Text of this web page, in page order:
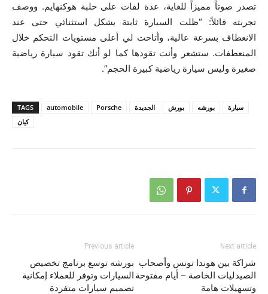
تصدر صوتاً مميزاً للغاية، عدة لفات على حلبة هوكنهايم. ووصف
تجربته قائلاً: “ظلت السيارة ثابتة بشكل استثنائي حتى عند
الانعطاف بسرعة عالية، وأتاحت لي أعلى مستويات التحكم خلال
المنعطفات. ستشعر وأنت تقودها كما لو أنك تقود سيارة رياضية
صغيرة وليس سيارة رياضية كبيرة الحجم”‏.
TAGS automobile Porsche الجديدة بورش بورشه
سيارة
كيان
Previous article
بورشه توسع برنامج تخصيص
السيارات وتوفر للعملاء إمكانية
تصميم سيارات متفردة
Next article
شراكة بين هوندا تونس وأصحاب
الصيدليات الخاصة – أيام مفتوحة
وتسهيلات هامة